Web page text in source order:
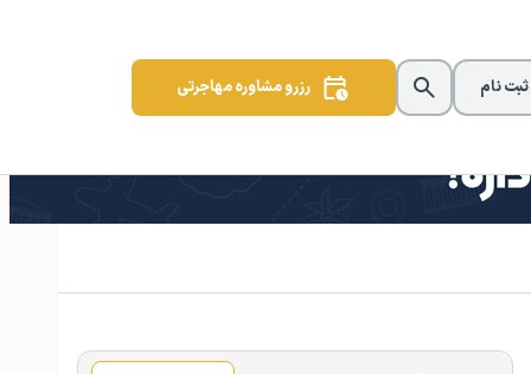
نام رزرو مشاوره مهاجرتی